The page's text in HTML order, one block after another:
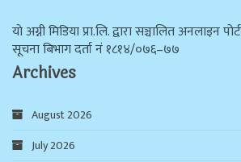
याे अग्नी मिडिया प्रा.लि. द्वारा सञ्चालित अनलाइन
सूचना बिभाग दर्ता न‌ं १८१४/०७६–७७
Archives
August 2026
July 2026